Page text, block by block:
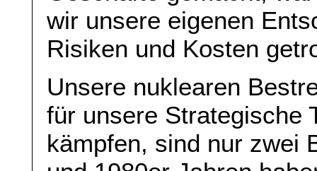
wir unsere eigenen
Risiken und Kosten
Unsere nuklearen
für unsere Strategische
kämpfen, sind nur zwei